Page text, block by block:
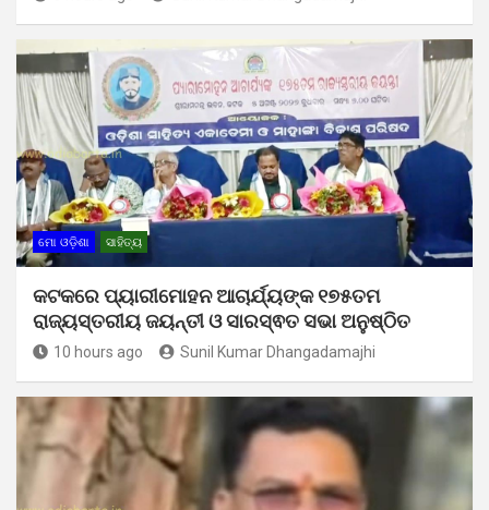
ମୋ ଓଡ଼ିଶା ସାହିତ୍ୟ
କଟକରେ ପ୍ୟାରୀମୋହନ ଆଚାର୍ଯ୍ୟଙ୍କ ୧୭୫ତମ
ରାଜ୍ୟସ୍ତରୀୟ ଜୟନ୍ତୀ ଓ ସାରସ୍ଵତ ସଭା ଅନୁଷ୍ଠିତ
10 hours ago Sunil Kumar Dhangadamajhi